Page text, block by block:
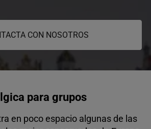
CON NOSOTROS
para grupos
en poco espacio algunas de las